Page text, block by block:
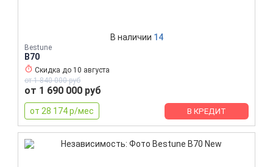
Bestune
B70
В наличии 14
Скидка до 10 августа
от 1 840 000 руб
от 1 690 000 руб
от 28 174 р/мес В КРЕДИТ